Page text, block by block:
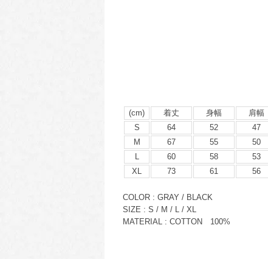
(cm) 着丈 身幅 肩幅
S
64 52 47
M
67 55 50
L
60 58 53
XL
73 61 56
COLOR : GRAY / BLACK
SIZE : S / M / L / XL
MATERIAL : COTTON 100%